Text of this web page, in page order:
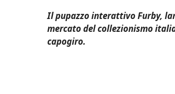
Il pupazzo interattivo Furby,
mercato del collezionismo
capogiro.